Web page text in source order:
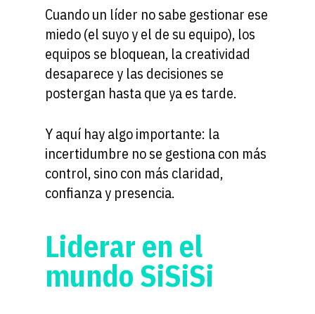
Cuando un líder no sabe gestionar ese
miedo (el suyo y el de su equipo), los
equipos se bloquean, la creatividad
desaparece y las decisiones se
postergan hasta que ya es tarde.
Y aquí hay algo importante: la
incertidumbre no se gestiona con más
control, sino con más claridad,
confianza y presencia.
Liderar en el
mundo SiSiSi